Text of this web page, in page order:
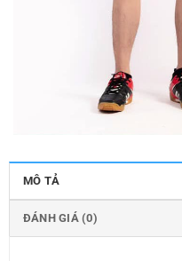
MÔ TẢ
ĐÁNH GIÁ (0)